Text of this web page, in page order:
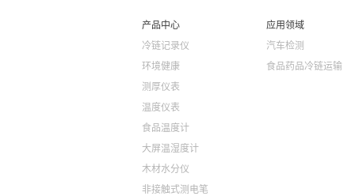
产品中心
冷链记录仪
环境健康
测厚仪表
温度仪表
食品温度计
大屏温湿度计
木材水分仪
非接触式测电笔
应用领域
汽车检测
食品药品冷链运输